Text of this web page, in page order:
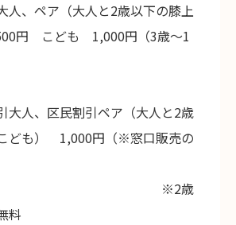
（大人と2歳以下の膝上
円 こども 1,000円（3歳～1
）
人、区民割引ペア（大人と2歳
ども） 1,000円（※窓口販売の
）
歳
こども無料